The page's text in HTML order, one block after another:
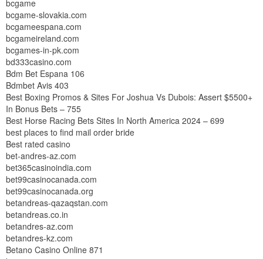
bcgame
bcgame-slovakia.com
bcgameespana.com
bcgameireland.com
bcgames-in-pk.com
bd333casino.com
Bdm Bet Espana 106
Bdmbet Avis 403
Best Boxing Promos & Sites For Joshua Vs Dubois: Assert $5500+
In Bonus Bets – 755
Best Horse Racing Bets Sites In North America 2024 – 699
best places to find mail order bride
Best rated casino
bet-andres-az.com
bet365casinoindia.com
bet99casinocanada.com
bet99casinocanada.org
betandreas-qazaqstan.com
betandreas.co.in
betandres-az.com
betandres-kz.com
Betano Casino Online 871